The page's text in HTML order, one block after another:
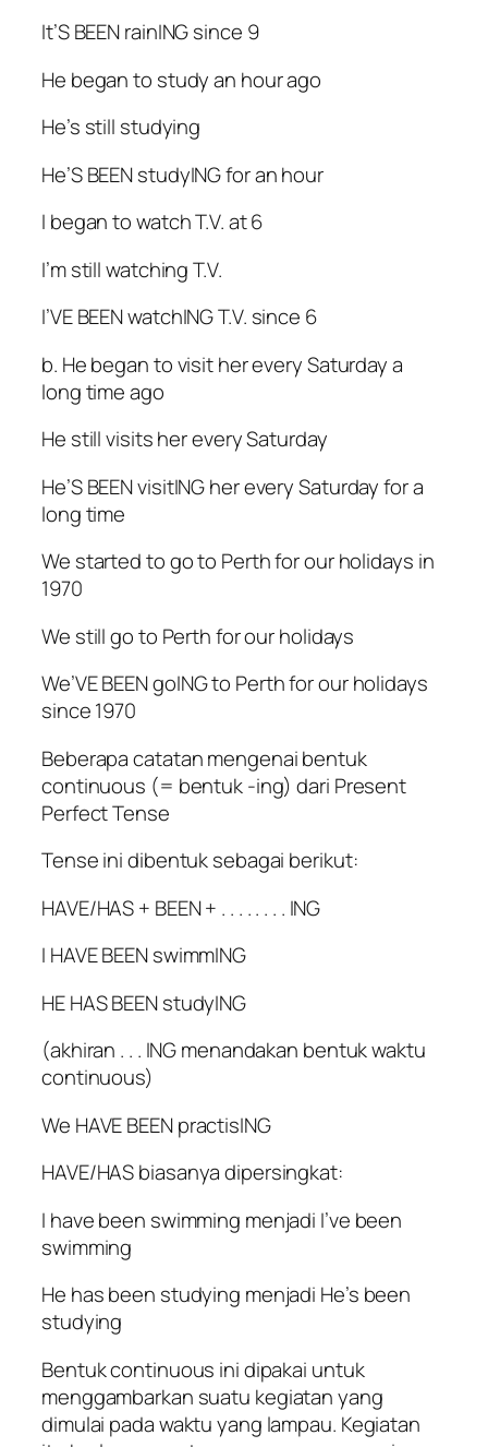
It’S BEEN rainING since 9
He began to study an hour ago
He’s still studying
He’S BEEN studyING for an hour
I began to watch T.V. at 6
I’m still watching T.V.
I’VE BEEN watchING T.V. since 6
b. He began to visit her every Saturday a
long time ago
He still visits her every Saturday
He’S BEEN visitING her every Saturday for a
long time
We started to go to Perth for our holidays in
1970
We still go to Perth for our holidays
We’VE BEEN goING to Perth for our holidays
since 1970
Beberapa catatan mengenai bentuk
continuous (= bentuk -ing) dari Present
Perfect Tense
Tense ini dibentuk sebagai berikut:
HAVE/HAS + BEEN + . . . . . . . . ING
I HAVE BEEN swimmING
HE HAS BEEN studyING
(akhiran . . . ING menandakan bentuk waktu
continuous)
We HAVE BEEN practisING
HAVE/HAS biasanya dipersingkat:
I have been swimming menjadi I’ve been
swimming
He has been studying menjadi He’s been
studying
Bentuk continuous ini dipakai untuk
menggambarkan suatu kegiatan yang
dimulai pada waktu yang lampau. Kegiatan